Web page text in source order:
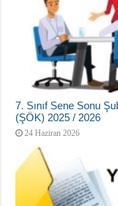
7. Sınıf Sene Sonu
(ŞÖK) 2025 / 2026
24 Haziran 2026